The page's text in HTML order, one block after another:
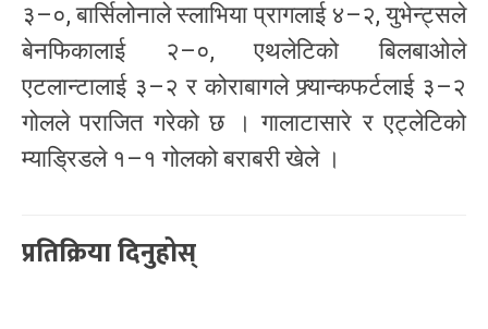
३–०, बार्सिलोनाले स्लाभिया प्रागलाई ४–२, युभेन्ट्सले
बेनफिकालाई २–०, एथलेटिको बिलबाओले
एटलान्टालाई ३–२ र कोराबागले फ्र्यान्कफर्टलाई ३–२
गोलले पराजित गरेको छ । गालाटासारे र एट्लेटिको
म्याड्रिडले १–१ गोलको बराबरी खेले ।
प्रतिक्रिया दिनुहोस्